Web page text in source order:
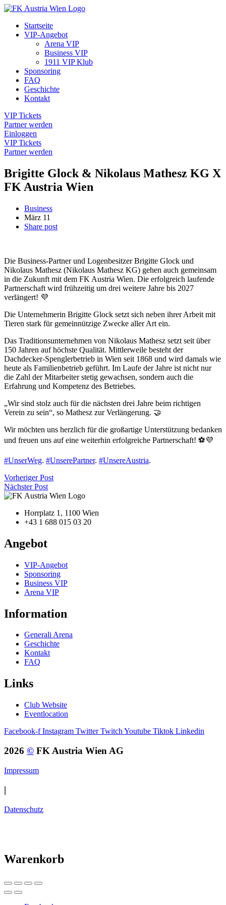
Startseite
VIP-Angebot
Arena VIP
Business VIP
1911 VIP Klub
Sponsoring
FAQ
Geschichte
Kontakt
VIP Tickets
Partner werden
Einloggen
VIP Tickets
Partner werden
Brigitte Glock & Nikolaus Mathesz KG X
FK Austria Wien
Business
März 11
Share post
Die Business-Partner und Logenbesitzer Brigitte Glock und
Nikolaus Mathesz (Nikolaus Mathesz KG) gehen auch gemeinsam
in die Zukunft mit dem FK Austria Wien. Die erfolgreich laufende
Partnerschaft wird frühzeitig um drei weitere Jahre bis 2027
verlängert! 💜
Die Unternehmerin Brigitte Glock setzt sich neben ihrer Arbeit mit
Tieren stark für gemeinnützige Zwecke aller Art ein.
Das Traditionsunternehmen von Nikolaus Mathesz setzt seit über
150 Jahren auf höchste Qualität. Mittlerweile besteht der
Dachdecker-Spenglerbetrieb in Wien seit 1868 und wird damals wie
heute als Familienbetrieb geführt. Im Laufe der Jahre ist nicht nur
die Zahl der Mitarbeiter stetig gewachsen, sondern auch die
Erfahrung und Kompetenz des Betriebes.
„Wir sind stolz auch für die nächsten drei Jahre beim richtigen
Verein zu sein“, so Mathesz zur Verlängerung. 🤝
Wir möchten uns herzlich für die großartige Unterstützung bedanken
und freuen uns auf eine weiterhin erfolgreiche Partnerschaft! ⚽💜
#UnserWeg. #UnserePartner. #UnsereAustria.
Vorheriger Post
Nächster Post
Horrplatz 1, 1100 Wien
+43 1 688 015 03 20
Angebot
VIP-Angebot
Sponsoring
Business VIP
Arena VIP
Information
Generali Arena
Geschichte
Kontakt
FAQ
Links
Club Website
Eventlocation
Facebook-f Instagram Twitter Twitch Youtube Tiktok Linkedin
2026 © FK Austria Wien AG
Impressum
|
Datenschutz
Warenkorb